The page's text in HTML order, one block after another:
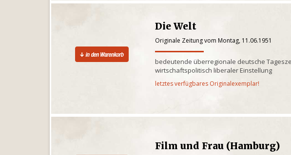
Die Welt
Originale Zeitung vom Montag, 11.06.1951
bedeutende überregionale deutsche
wirtschaftspolitisch liberaler Einstellung
letztes verfügbares Originalexemplar!
Film und Frau (Hamburg)